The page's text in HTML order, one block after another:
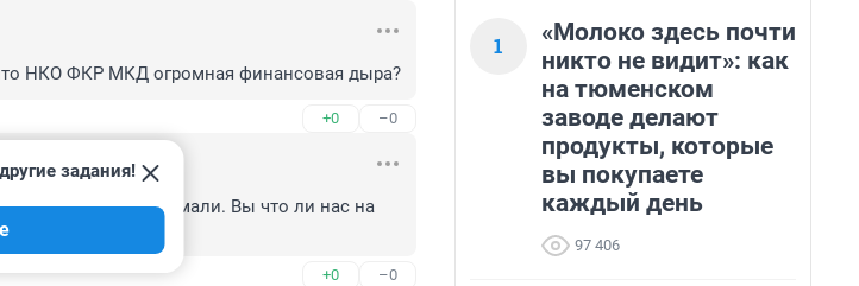
НКО ФКР МКД огромная финансовая дыра?
+0 –0
вы повышать вздумали. Вы что ли нас на
+0 –0
задания!
1
«Молоко здесь почти
никто не видит»: как
на тюменском
заводе делают
продукты, которые
вы покупаете
каждый день
97 406